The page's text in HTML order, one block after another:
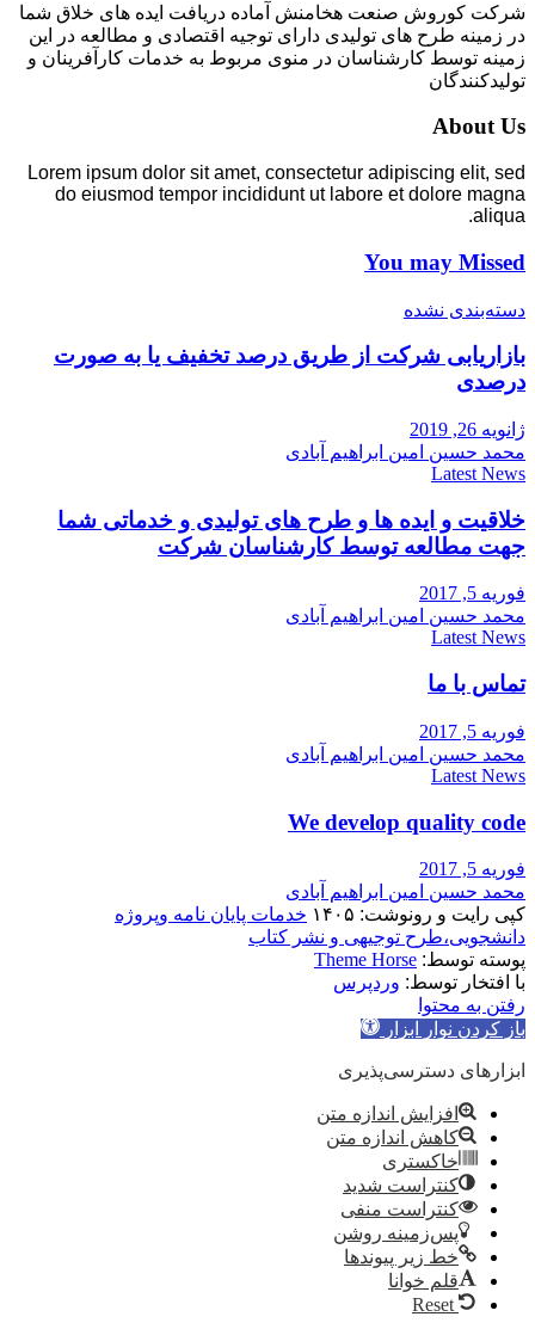
شرکت کوروش صنعت هخامنش آماده دریافت ایده های خلاق شما
در زمینه طرح های تولیدی دارای توجیه اقتصادی و مطالعه در این
زمینه توسط کارشناسان در منوی مربوط به خدمات کارآفرینان و
تولیدکنندگان
About Us
Lorem ipsum dolor sit amet, consectetur adipiscing elit, sed
do eiusmod tempor incididunt ut labore et dolore magna
aliqua.
You may Missed
دسته‌بندی نشده
بازاریابی شرکت از طریق درصد تخفیف یا به صورت
درصدی
ژانویه 26, 2019
محمد حسین امین ابراهیم آبادی
Latest News
خلاقیت و ایده ها و طرح های تولیدی و خدماتی شما
جهت مطالعه توسط کارشناسان شرکت
فوریه 5, 2017
محمد حسین امین ابراهیم آبادی
Latest News
تماس با ما
فوریه 5, 2017
محمد حسین امین ابراهیم آبادی
Latest News
We develop quality code
فوریه 5, 2017
محمد حسین امین ابراهیم آبادی
کپی رایت و رونوشت: ۱۴۰۵
خدمات پایان نامه وپروژه
دانشجویی،طرح توجیهی و نشر کتاب
پوسته توسط: Theme Horse
با افتخار توسط: وردپرس
رفتن به محتوا
باز کردن نوار ابزار
ابزارهای دسترسی‌پذیری
افزایش اندازه متن
کاهش اندازه متن
خاکستری
کنتراست شدید
کنتراست منفی
پس‌زمینه روشن
خط زیر پیوندها
قلم خوانا
Reset